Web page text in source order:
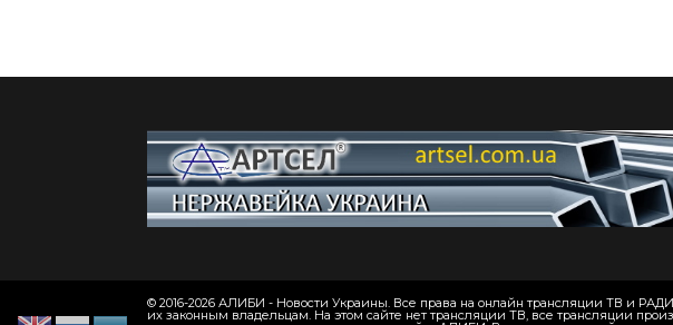
© 2016-2026 АЛИБИ - Новости Украины. Все права на онлайн трансляции ТВ и
их законным владельцам. На этом сайте нет трансляции ТВ, все трансляции